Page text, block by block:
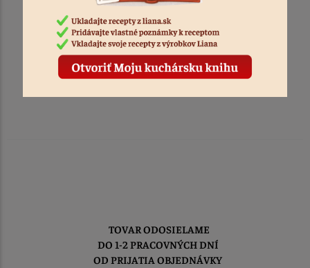
TOVAR ODOSIELAME
DO 1-2 PRACOVNÝCH DNÍ
OD PRIJATIA OBJEDNÁVKY